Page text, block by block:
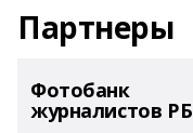
Партнеры
Фотобанк
журналистов РБ